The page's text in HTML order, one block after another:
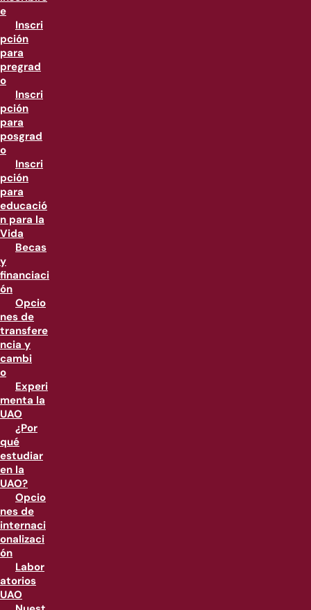
e
Inscri
pción
para
pregrad
o
Inscri
pción
para
posgrad
o
Inscri
pción
para
educació
n para la
Vida
Becas
y
financiaci
ón
Opcio
nes de
transfere
ncia y
cambi
o
Experi
menta la
UAO
¿Por
qué
estudiar
en la
UAO?
Opcio
nes de
internaci
onalizaci
ón
Labor
atorios
UAO